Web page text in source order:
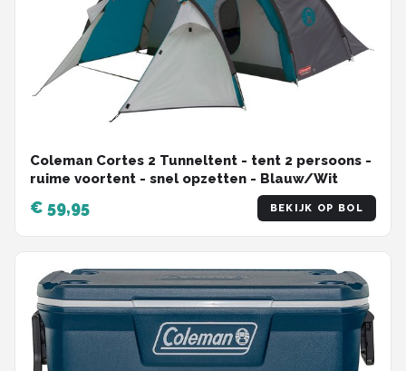
Coleman Cortes 2 Tunneltent - tent 2 persoons -
ruime voortent - snel opzetten - Blauw/Wit
€ 59,95 BEKIJK OP BOL